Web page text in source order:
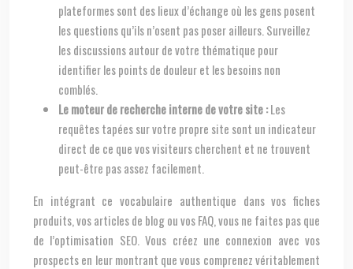
plateformes sont des lieux d’échange où les gens posent
les questions qu’ils n’osent pas poser ailleurs. Surveillez
les discussions autour de votre thématique pour
identifier les points de douleur et les besoins non
comblés.
Le moteur de recherche interne de votre site :Les
requêtes tapées sur votre propre site sont un indicateur
direct de ce que vos visiteurs cherchent et ne trouvent
peut-être pas assez facilement.
En intégrant ce vocabulaire authentique dans vos fiches
produits, vos articles de blog ou vos FAQ, vous ne faites pas que
de l’optimisation SEO. Vous créez une connexion avec vos
prospects en leur montrant que vous comprenez véritablement